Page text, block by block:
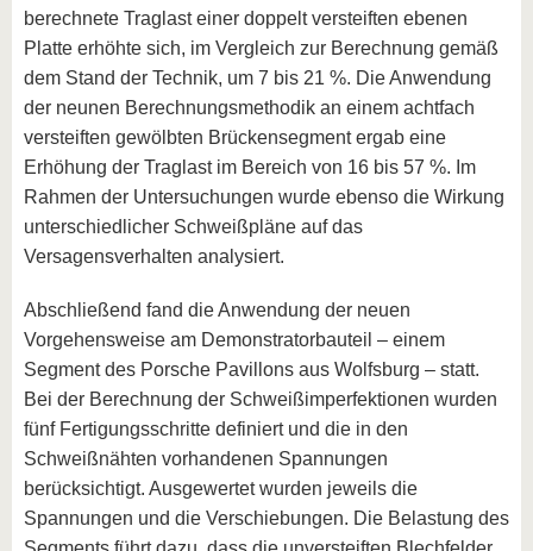
berechnete Traglast einer doppelt versteiften ebenen
Platte erhöhte sich, im Vergleich zur Berechnung gemäß
dem Stand der Technik, um 7 bis 21 %. Die Anwendung
der neunen Berechnungsmethodik an einem achtfach
versteiften gewölbten Brückensegment ergab eine
Erhöhung der Traglast im Bereich von 16 bis 57 %. Im
Rahmen der Untersuchungen wurde ebenso die Wirkung
unterschiedlicher Schweißpläne auf das
Versagensverhalten analysiert.
Abschließend fand die Anwendung der neuen
Vorgehensweise am Demonstratorbauteil – einem
Segment des Porsche Pavillons aus Wolfsburg – statt.
Bei der Berechnung der Schweißimperfektionen wurden
fünf Fertigungsschritte definiert und die in den
Schweißnähten vorhandenen Spannungen
berücksichtigt. Ausgewertet wurden jeweils die
Spannungen und die Verschiebungen. Die Belastung des